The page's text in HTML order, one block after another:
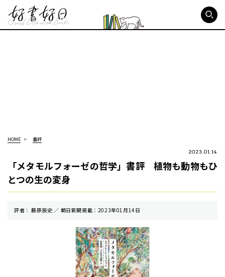
HOME 書評
2023.01.14
「メタモルフォーゼの哲学」書評 植物も動物もひ
とつの生の変身
評者： 藤原辰史 ／ 朝⽇新聞掲載：2023年01月14日